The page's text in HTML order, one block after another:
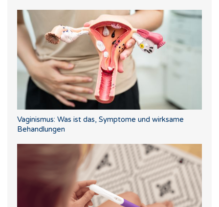
Vaginismus: Was ist das, Symptome und wirksame
Behandlungen